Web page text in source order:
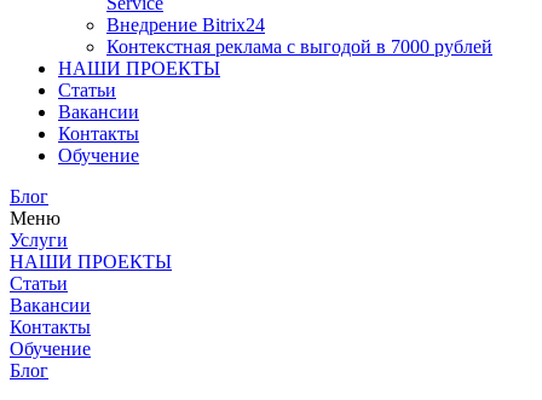
Внедрение Bitrix24
Контекстная реклама с выгодой в 7000 рублей
НАШИ ПРОЕКТЫ
Статьи
Вакансии
Контакты
Обучение
Блог
Меню
Услуги
НАШИ ПРОЕКТЫ
Статьи
Вакансии
Контакты
Обучение
Блог